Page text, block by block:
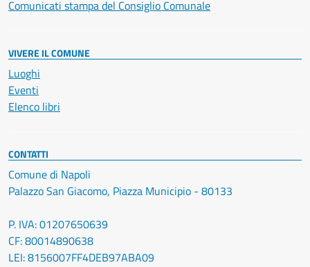
Comunicati stampa del Consiglio Comunale
VIVERE IL COMUNE
Luoghi
Eventi
Elenco libri
CONTATTI
Comune di Napoli
Palazzo San Giacomo, Piazza Municipio - 80133
P. IVA: 01207650639
CF: 80014890638
LEI: 8156007FF4DEB97ABA09